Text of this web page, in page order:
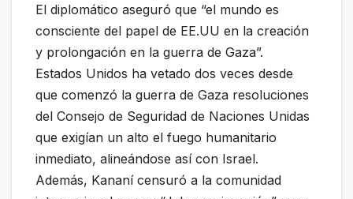
El diplomático aseguró que “el mundo es
consciente del papel de EE.UU en la creación
y prolongación en la guerra de Gaza”.
Estados Unidos ha vetado dos veces desde
que comenzó la guerra de Gaza resoluciones
del Consejo de Seguridad de Naciones Unidas
que exigían un alto el fuego humanitario
inmediato, alineándose así con Israel.
Además, Kananí censuró a la comunidad